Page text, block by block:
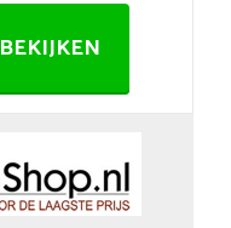
BEKIJKEN